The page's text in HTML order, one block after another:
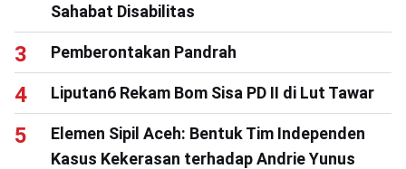
Sahabat Disabilitas
Pemberontakan Pandrah
Liputan6 Rekam Bom Sisa PD II di Lut Tawar
Elemen Sipil Aceh: Bentuk Tim Independen
Kasus Kekerasan terhadap Andrie Yunus